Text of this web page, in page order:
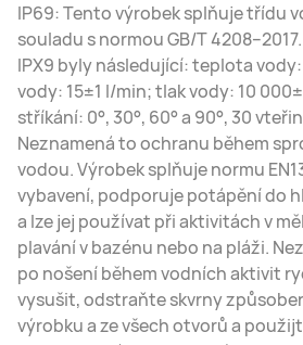
IP69: Tento výrobek splňuje třídu
souladu s normou GB/T
IPX9 byly následující: teplota
vody: 15±1 l/min; tlak vody: 10
stříkání: 0°, 30°, 60° a 90°, 30
Neznamená to ochranu během
vodou. Výrobek splňuje normu
vybavení, podporuje potápění do
a lze jej používat při aktivitách v
plavání v bazénu nebo na pláži.
po nošení během vodních aktivit
vysušit, odstraňte skvrny
výrobku a ze všech otvorů a